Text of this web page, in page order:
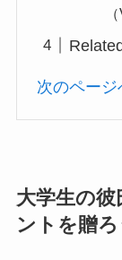
次のページ
大学生の
ントを贈ろ